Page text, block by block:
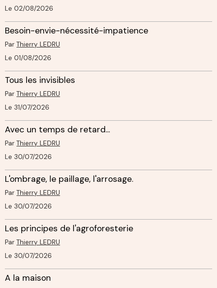
Le 02/08/2026
Besoin-envie-nécessité-impatience
Par Thierry LEDRU
Le 01/08/2026
Tous les invisibles
Par Thierry LEDRU
Le 31/07/2026
Avec un temps de retard...
Par Thierry LEDRU
Le 30/07/2026
L'ombrage, le paillage, l'arrosage.
Par Thierry LEDRU
Le 30/07/2026
Les principes de l'agroforesterie
Par Thierry LEDRU
Le 30/07/2026
A la maison